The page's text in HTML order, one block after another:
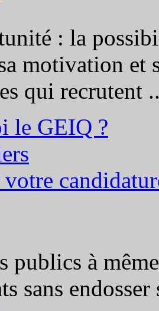
: la
motivation et
qui recrutent
le GEIQ ?
votre
publics à
sans